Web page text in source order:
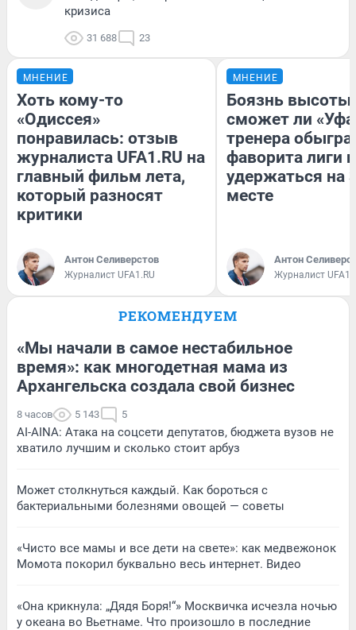
кризиса
31 688 23
МНЕНИЕ
Хоть кому-то
«Одиссея»
понравилась: отзыв
журналиста UFA1.RU на
главный фильм лета,
который разносят
критики
Антон Селиверстов
Журналист UFA1.RU
МНЕНИЕ
Боязнь высоты:
сможет ли
тренера
фаворита лиги и
удержаться на
месте
Антон
Журналист
РЕКОМЕНДУЕМ
«Мы начали в самое нестабильное
время»: как многодетная мама из
Архангельска создала свой бизнес
8 часов 5 143 5
AI-AINA: Атака на соцсети депутатов, бюджета вузов не
хватило лучшим и сколько стоит арбуз
Может столкнуться каждый. Как бороться с
бактериальными болезнями овощей — советы
«Чисто все мамы и все дети на свете»: как медвежонок
Момота покорил буквально весь интернет. Видео
«Она крикнула: „Дядя Боря!“» Москвичка исчезла ночью
у океана во Вьетнаме. Что произошло в последние